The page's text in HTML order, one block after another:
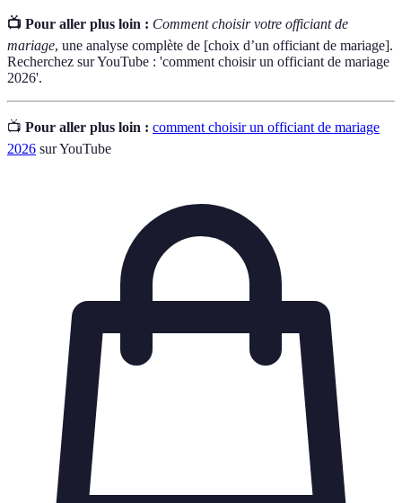
📺 Pour aller plus loin : Comment choisir votre officiant de
mariage, une analyse complète de [choix d’un officiant de mariage].
Recherchez sur YouTube : 'comment choisir un officiant de mariage
2026'.
📺 Pour aller plus loin : comment choisir un officiant de mariage
2026 sur YouTube